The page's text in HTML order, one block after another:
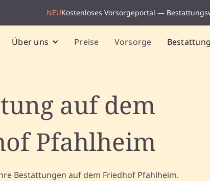
NEUKostenloses Vorsorgeportal —
Über uns Preise Vorsorge
auf dem
Pfahlheim
Bestattungen auf dem Friedhof Pfahlheim.